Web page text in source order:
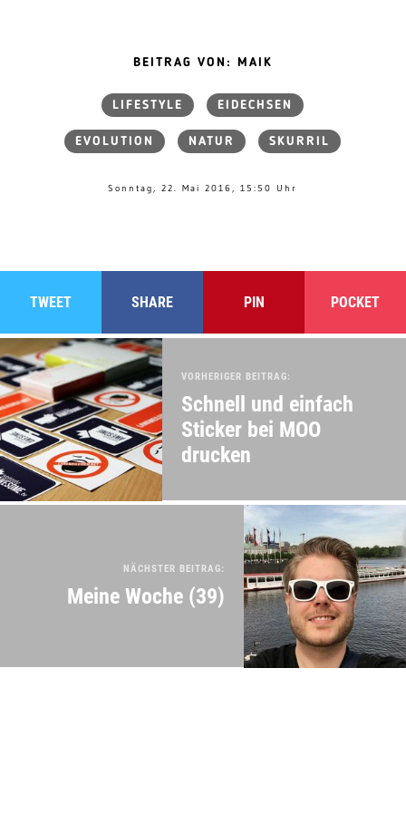
BEITRAG VON: MAIK
LIFESTYLE EIDECHSEN
EVOLUTION NATUR SKURRIL
Sonntag, 22. Mai 2016, 15:50 Uhr
TWEET SHARE PIN POCKET
VORHERIGER BEITRAG:
Schnell und einfach
Sticker bei MOO
drucken
NÄCHSTER BEITRAG:
Meine Woche (39)